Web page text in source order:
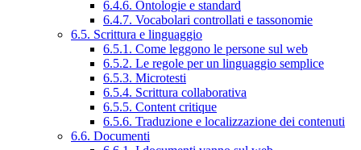
6.4.6. Ontologie e standard
6.4.7. Vocabolari controllati e tassonomie
6.5. Scrittura e linguaggio
6.5.1. Come leggono le persone sul web
6.5.2. Le regole per un linguaggio semplice
6.5.3. Microtesti
6.5.4. Scrittura collaborativa
6.5.5. Content critique
6.5.6. Traduzione e localizzazione dei contenuti
6.6. Documenti